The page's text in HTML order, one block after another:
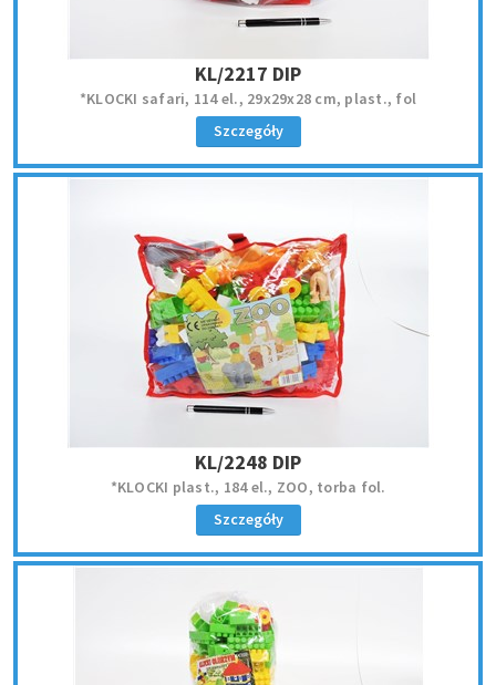
KL/2217 DIP
*KLOCKI safari, 114 el., 29x29x28 cm, plast., fol
Szczegóły
KL/2248 DIP
*KLOCKI plast., 184 el., ZOO, torba fol.
Szczegóły